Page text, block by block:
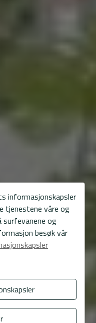
informasjonskapsler
tjenestene våre og
surfevanene og
besøk vår